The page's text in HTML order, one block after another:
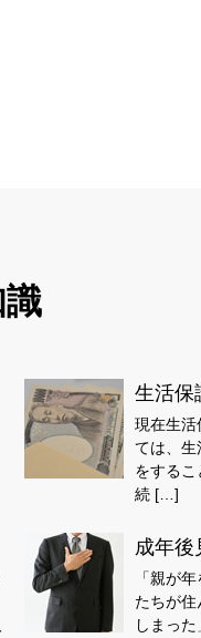
生活保
現在生活
ては、生
をする
続 […]
成年後
「親が
たちが
しまっ